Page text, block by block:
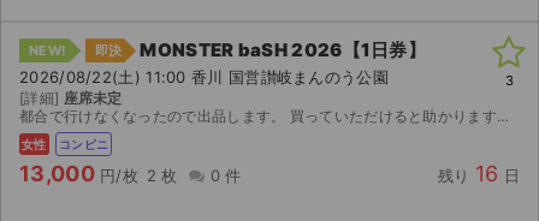
NEW! 即決 MONSTER baSH 2026【1日券】
2026/08/22(土) 11:00 香川 国営讃岐まんのう公園
[詳細] 座席未定
都合で行けなくなったので出品します。 買っていただけると助かります。 発券に必要な情報をお知らせします。 期間内に最寄りのセブンイレブンで発券してください。
女性 コンビニ
13,000 円/枚 2 枚 0 件 残り 16 日
3